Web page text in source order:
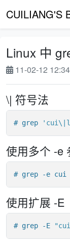
CUILIANG'S
Linux 中
11-02-12 12:34
\| 符号法
# grep
使用多个 -e
# grep -e
使用扩展 -E
# grep -E